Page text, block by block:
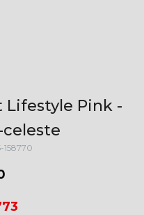
Lifestyle Pink -
celeste
158770